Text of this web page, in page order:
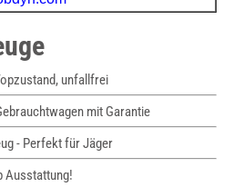
unfallfrei
mit Garantie
- Perfekt für Jäger
Ausstattung!